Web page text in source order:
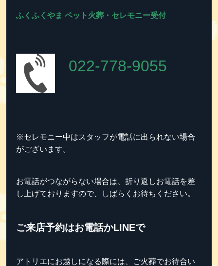
ふくふくやま ペット火葬・セレモニー受付
022-778-9055
※セレモニー中はスタッフが電話に出られない場合
がございます。
お電話がつながらない場合は、折り返しお電話を差
し上げておりますので、しばらくお待ちください。
ご来店予約はお電話かLINEで
アトリエにお越しになる際には、ご火葬でお待合い